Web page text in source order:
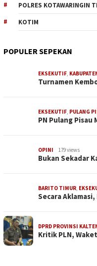
POLRES KOTAWARINGIN
KOTIM
POPULER SEPEKAN
EKSEKUTIF,
Turnamen
EKSEKUTIF, PULANG
PN Pulang
OPINI 179 views
Bukan Sekadar
BARITO TIMUR,
Secara
DPRD PROVINSI
Kritik PLN,